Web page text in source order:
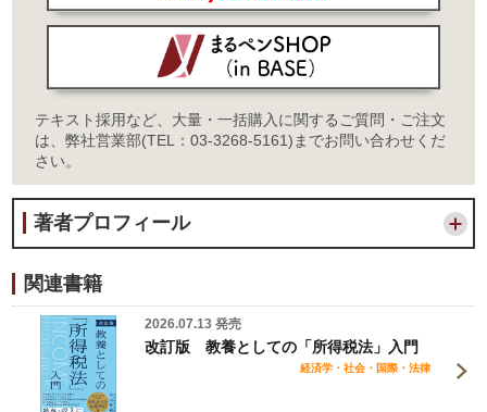
テキスト採用など、大量・一括購入に関するご質問・ご注文
は、弊社営業部(TEL：03-3268-5161)までお問い合わせくだ
さい。
著者プロフィール
関連書籍
2026.07.13 発売
改訂版 教養としての「所得税法」入門
経済学・社会・国際・法律